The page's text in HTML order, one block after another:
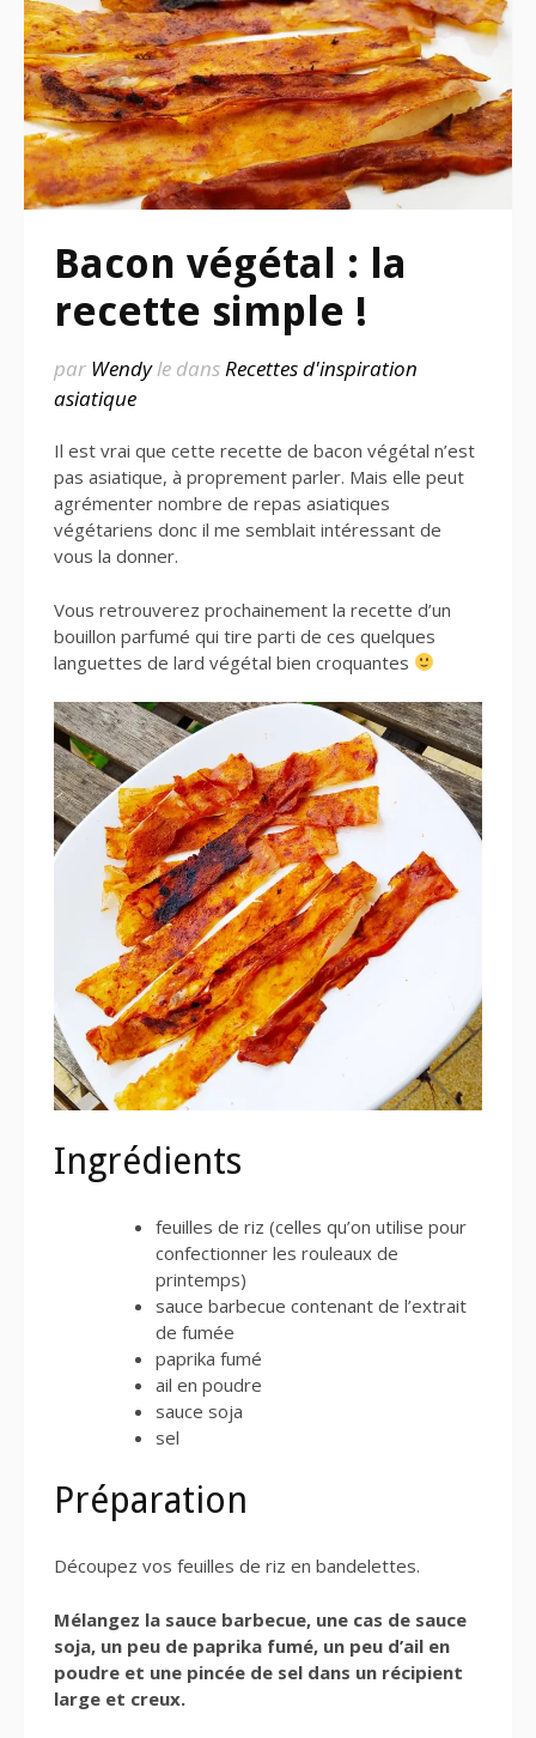
Bacon végétal : la
recette simple !
par Wendyle dansRecettes d'inspiration
asiatique
Il est vrai que cette recette de bacon végétal n’est
pas asiatique, à proprement parler. Mais elle peut
agrémenter nombre de repas asiatiques
végétariens donc il me semblait intéressant de
vous la donner.
Vous retrouverez prochainement la recette d’un
bouillon parfumé qui tire parti de ces quelques
languettes de lard végétal bien croquantes
Ingrédients
feuilles de riz (celles qu’on utilise pour
confectionner les rouleaux de
printemps)
sauce barbecue contenant de l’extrait
de fumée
paprika fumé
ail en poudre
sauce soja
sel
Préparation
Découpez vos feuilles de riz en bandelettes.
Mélangez la sauce barbecue, une cas de sauce
soja, un peu de paprika fumé, un peu d’ail en
poudre et une pincée de sel dans un récipient
large et creux.